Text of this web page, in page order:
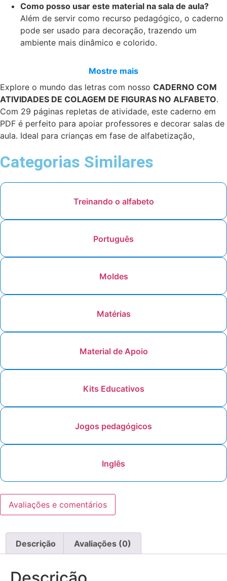
Como posso usar este material na sala de aula?
Além de servir como recurso pedagógico, o caderno
pode ser usado para decoração, trazendo um
ambiente mais dinâmico e colorido.
Mostre mais
Explore o mundo das letras com nosso CADERNO COM
ATIVIDADES DE COLAGEM DE FIGURAS NO ALFABETO.
Com 29 páginas repletas de atividade, este caderno em
PDF é perfeito para apoiar professores e decorar salas de
aula. Ideal para crianças em fase de alfabetização,
Categorias Similares
Treinando o alfabeto
Português
Moldes
Matérias
Material de Apoio
Kits Educativos
Jogos pedagógicos
Inglês
Avaliações e comentários
Descrição Avaliações (0)